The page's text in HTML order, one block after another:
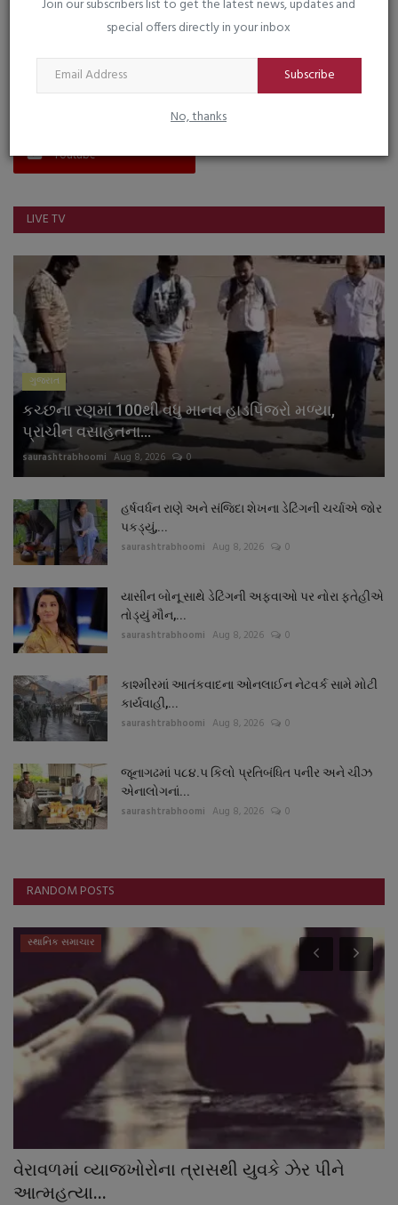
Join our subscribers list to get the latest news, updates and
special offers directly in your inbox
Subscribe
No, thanks
FOLLOW US
Youtube
LIVE TV
ગુજરાત
કચ્છના રણમાં 100થી વધુ માનવ હાડપિંજરો મળ્યા,
પ્રાચીન વસાહતના...
saurashtrabhoomi Aug 8, 2026 0
હર્ષવર્ધન રાણે અને સંજિદા શેખના ડેટિંગની ચર્ચાએ જોર
પકડ્યું,...
saurashtrabhoomi Aug 8, 2026 0
યાસીન બોનૂ સાથે ડેટિંગની અફવાઓ પર નોરા ફતેહીએ
તોડ્યું મૌન,...
saurashtrabhoomi Aug 8, 2026 0
કાશ્મીરમાં આતંકવાદના ઓનલાઈન નેટવર્ક સામે મોટી
કાર્યવાહી,...
saurashtrabhoomi Aug 8, 2026 0
જૂનાગઢમાં ૫૮૪.૫ કિલો પ્રતિબંધિત પનીર અને ચીઝ
એનાલોગનાં...
saurashtrabhoomi Aug 8, 2026 0
RANDOM POSTS
સ્થાનિક સમાચાર
વેરાવળમાં વ્યાજખોરોના ત્રાસથી યુવકે ઝેર પીને
આત્મહત્યા...